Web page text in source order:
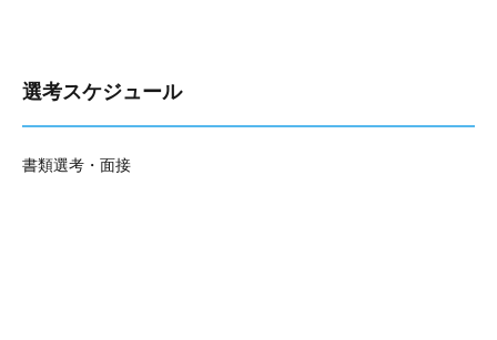
選考スケジュール
書類選考・面接